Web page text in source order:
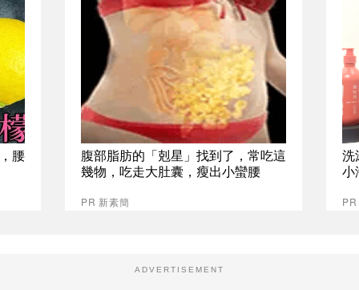
腰
腹部脂肪的「剋星」找到了，常吃這
幾物，吃走大肚囊，瘦出小蠻腰
PR 新素簡
洗
小
ADVERTISEMENT